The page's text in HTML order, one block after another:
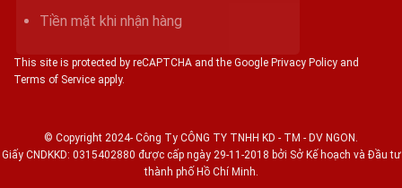
Tiền mặt khi nhận hàng
This site is protected by reCAPTCHA and the Google Privacy Policy and
Terms of Service apply.
© Copyright 2024- Công Ty CÔNG TY TNHH KD - TM - DV NGON.
Giấy CNDKKD: 0315402880 được cấp ngày 29-11-2018 bởi Sở Kế hoạch và Đầu tư
thành phố Hồ Chí Minh.